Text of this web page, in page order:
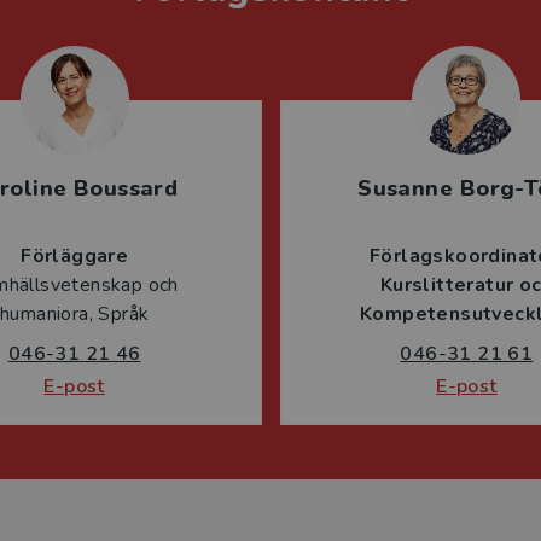
Boussard
Förläggare
och
humaniora, Språk
046-31 21 46
E-post
Susanne Borg-
Kurslitteratur
046-31 21 61
E-post